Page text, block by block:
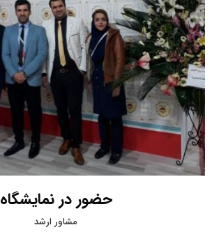
حضور در نمایشگاه
مشاور ارشد